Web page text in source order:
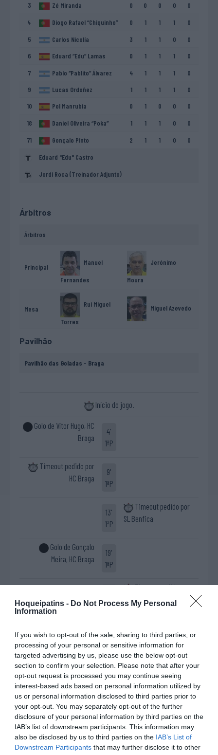
Hoqueipatins - Do Not Process My Personal
Information
If you wish to opt-out of the sale, sharing to third parties, or
processing of your personal or sensitive information for
targeted advertising by us, please use the below opt-out
section to confirm your selection. Please note that after your
opt-out request is processed you may continue seeing
interest-based ads based on personal information utilized by
us or personal information disclosed to third parties prior to
your opt-out. You may separately opt-out of the further
disclosure of your personal information by third parties on the
IAB’s list of downstream participants. This information may
also be disclosed by us to third parties on the IAB’s List of
Downstream Participants that may further disclose it to other
3 Zé Miranda 0 0 0 0 0
4 Diogo Rafael “Chiquinho” 0 1 1 1 0
5 Carlos Nicolía 3 1 1 0
0
6
Eduard “Edu” Lamas 0 1 1 1 0
7 Pablo “Pablito” Álvarez 4 1 1 1
0
9
Lucas Ordoñez 1 1 1 1
0
10
Pol Manrubia 0 1 0 0 0
18 Daniel Oliveira “Poka” 1 1 1 0 0
71 Gonçalo Pinto 2 1 1 0 0
Eduard "Edu" Castro
Jordi Roca (Treinador Adjunto)
Árbitros
Árbitros
Principal
Manuel
Fernandes
Jerónimo
Moura
Mesa
Rui Miguel
Torres
Miguel Azevedo
Pavilhão
Pavilhão das Goladas - Braga
Início do jogo.
Golo de Vítor Hugo, HC
Braga
4'
1ªP
Timeout pedido por
HC Braga
9'
1ªP
13'
1ªP
Timeout pedido por
SL Benfica
Golo de Gonçalo
Meira, HC Braga
19'
1ªP
1ªP
Timeout pedido por
SL Benfica
Vítor Hugo, HC Braga
21'
1ªP
Defesa de penálti de
Pedro Henriques ®, SL
Benfica
Timeout pedido por
HC Braga
25'
1ªP
Fim da 1ª parte.
Início da 2ª parte.